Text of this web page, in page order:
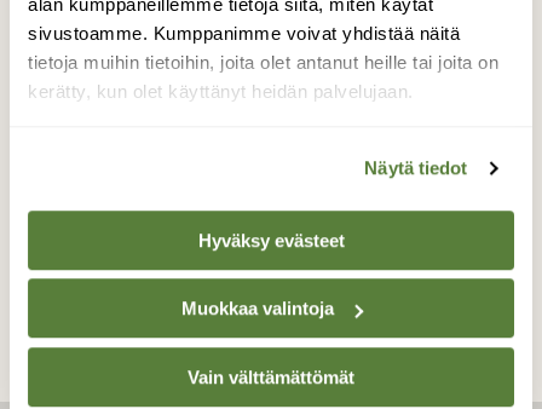
alan kumppaneillemme tietoja siitä, miten käytät
sivustoamme. Kumppanimme voivat yhdistää näitä
tietoja muihin tietoihin, joita olet antanut heille tai joita on
kerätty, kun olet käyttänyt heidän palvelujaan.
Näytä tiedot
Hyväksy evästeet
Muokkaa valintoja
Vain välttämättömät
Näin alastoman kaunista oli pienellä järvellä
,lehdettömät puut ja järven tyyneys !
TAKAISIN LISTAAN